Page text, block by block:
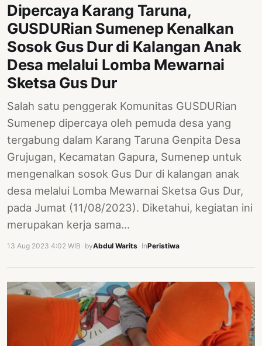
Dipercaya Karang Taruna,
GUSDURian Sumenep Kenalkan
Sosok Gus Dur di Kalangan Anak
Desa melalui Lomba Mewarnai
Sketsa Gus Dur
Salah satu penggerak Komunitas GUSDURian
Sumenep dipercaya oleh pemuda desa yang
tergabung dalam Karang Taruna Genpita Desa
Grujugan, Kecamatan Gapura, Sumenep untuk
mengenalkan sosok Gus Dur di kalangan anak
desa melalui Lomba Mewarnai Sketsa Gus Dur,
pada Jumat (11/08/2023). Diketahui, kegiatan ini
merupakan kerja sama…
13 Aug 2023 4:02 WIB byAbdul Warits InPeristiwa